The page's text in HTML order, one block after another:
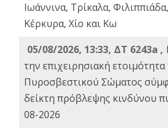
Ιωάννινα, Τρίκαλα,
Κέρκυρα, Χίο και Κω
05/08/2026, 13:33, ΔΤ 6243a ,
την επιχειρησιακή ετοιμότητα
Πυροσβεστικού Σώματος
δείκτη πρόβλεψης κινδύνου
08-2026